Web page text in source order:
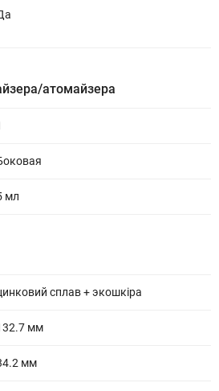
атомайзера
мл
сплав + экошкіра
мм
мм